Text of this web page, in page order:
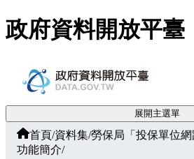
跳至主要內容
政府資料開放平臺
展開主選單
首頁/資料集/勞保局「投保單位網
功能簡介/